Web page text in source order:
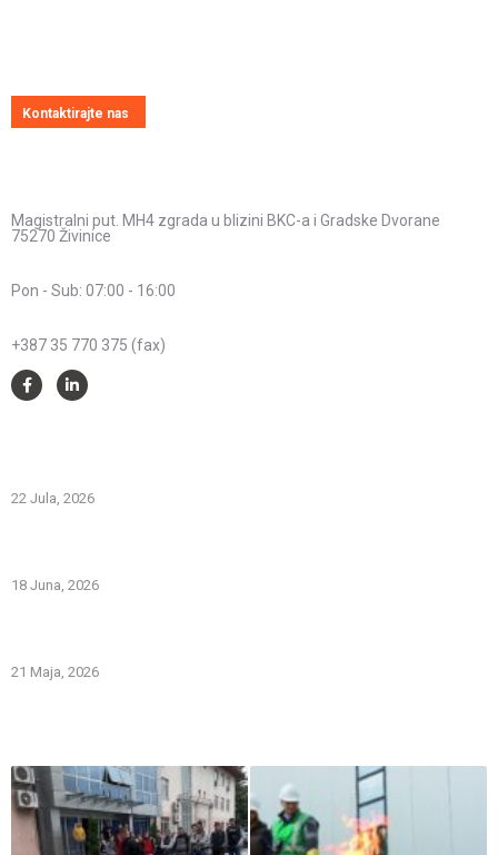
Kontaktirajte nas
Magistralni put. MH4 zgrada u blizini BKC-a i Gradske Dvorane
75270 Živinice
Pon - Sub: 07:00 - 16:00
+387 35 770 375 (fax)
22 Jula, 2026
18 Juna, 2026
21 Maja, 2026